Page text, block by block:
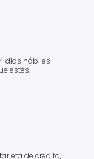
días hábiles
estés.
de crédito,